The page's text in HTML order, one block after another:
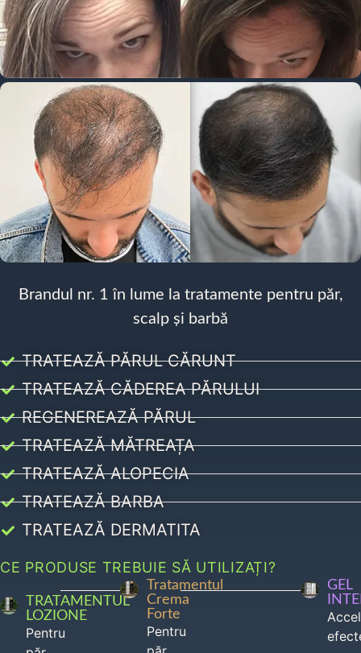
Brandul nr. 1 în lume la tratamente pentru păr,
scalp și barbă
TRATEAZĂ PĂRUL CĂRUNT
TRATEAZĂ CĂDEREA PĂRULUI
REGENEREAZĂ PĂRUL
TRATEAZĂ MĂTREAȚA
TRATEAZĂ ALOPECIA
TRATEAZĂ BARBA
TRATEAZĂ DERMATITA
CE PRODUSE TREBUIE SĂ UTILIZAȚI?
TRATAMENTUL
LOZIONE
Pentru
Tratamentul
Crema
Forte
Pentru
GEL